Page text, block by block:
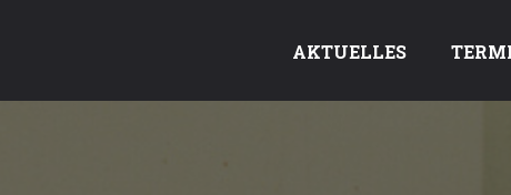
AKTUELLES